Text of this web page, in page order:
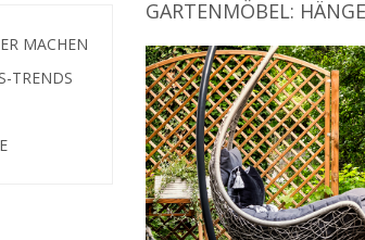
MACHEN
TRENDS
GARTENMÖBEL: